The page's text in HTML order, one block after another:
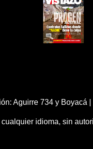
Aguirre 734 y Boyacá |
idioma, sin